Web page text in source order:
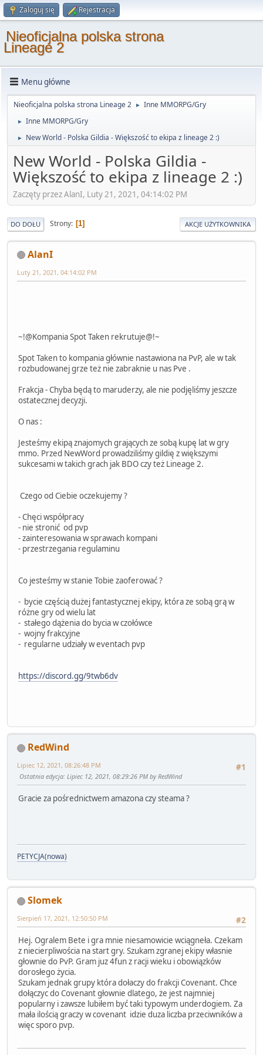
Zaloguj się Rejestracja
Nieoficjalna polska strona
Lineage 2
Menu główne
Nieoficjalna polska strona Lineage 2 ► Inne MMORPG/Gry
► Inne MMORPG/Gry
► New World - Polska Gildia - Większość to ekipa z lineage 2 :)
New World - Polska Gildia -
Większość to ekipa z lineage 2 :)
Zaczęty przez AlanI, Luty 21, 2021, 04:14:02 PM
DO DOŁU Strony 1 AKCJE UŻYTKOWNIKA
AlanI
Luty 21, 2021, 04:14:02 PM
~!@Kompania Spot Taken rekrutuje@!~
Spot Taken to kompania głównie nastawiona na PvP, ale w tak
rozbudowanej grze też nie zabraknie u nas Pve .
Frakcja - Chyba będą to maruderzy, ale nie podjęliśmy jeszcze
ostatecznej decyzji.
O nas :
Jesteśmy ekipą znajomych grających ze sobą kupę lat w gry
mmo. Przed NewWord prowadziliśmy gildię z większymi
sukcesami w takich grach jak BDO czy też Lineage 2.
Czego od Ciebie oczekujemy ?
- Chęci współpracy
- nie stronić od pvp
- zainteresowania w sprawach kompani
- przestrzegania regulaminu
Co jesteśmy w stanie Tobie zaoferować ?
- bycie częścią dużej fantastycznej ekipy, która ze sobą grą w
różne gry od wielu lat
- stałego dążenia do bycia w czołówce
- wojny frakcyjne
- regularne udziały w eventach pvp
https://discord.gg/9twb6dv
RedWind
#1
Lipiec 12, 2021, 08:26:48 PM
Ostatnia edycja: Lipiec 12, 2021, 08:29:26 PM by RedWind
Gracie za pośrednictwem amazona czy steama ?
PETYCJA(nowa)
Slomek
#2
Sierpień 17, 2021, 12:50:50 PM
Hej. Ogralem Bete i gra mnie niesamowicie wciągneła. Czekam
z niecierpliwościa na start gry. Szukam zgranej ekipy własnie
głownie do PvP. Gram juz 4fun z racji wieku i obowiązków
dorosłego życia.
Szukam jednak grupy która dołaczy do frakcji Covenant. Chce
dołączyc do Covenant głownie dlatego, że jest najmniej
popularny i zawsze lubiłem być taki typowym underdogiem. Za
mała ilością graczy w covenant idzie duza liczba przeciwników a
więc sporo pvp.